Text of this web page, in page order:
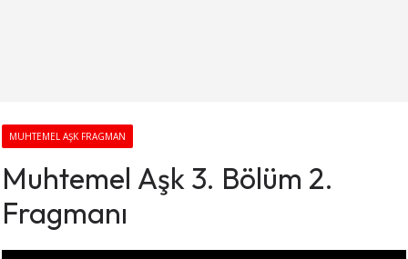
MUHTEMEL AŞK FRAGMAN
Muhtemel Aşk 3. Bölüm 2.
Fragmanı